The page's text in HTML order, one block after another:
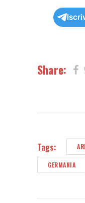
Share:
Tags:
GERMANIA